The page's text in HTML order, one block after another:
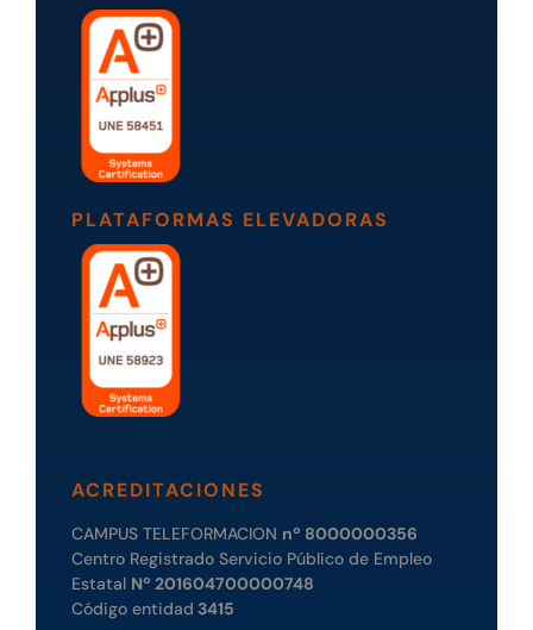
PLATAFORMAS ELEVADORAS
ACREDITACIONES
CAMPUS TELEFORMACION nº 8000000356
Centro Registrado Servicio Público de Empleo
Estatal Nº 201604700000748
Código entidad 3415